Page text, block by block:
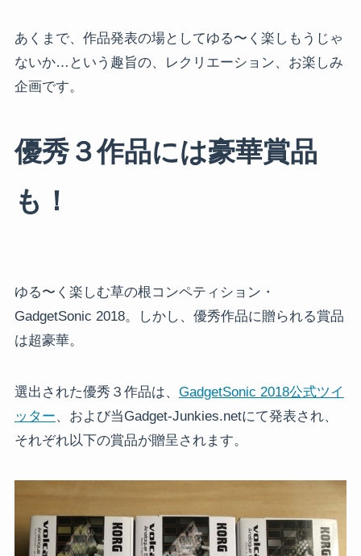
あくまで、作品発表の場としてゆる〜く楽しもうじゃ
ないか…という趣旨の、レクリエーション、お楽しみ
企画です。
優秀３作品には豪華賞品
も！
ゆる〜く楽しむ草の根コンペティション・
GadgetSonic 2018。しかし、優秀作品に贈られる賞品
は超豪華。
選出された優秀３作品は、 GadgetSonic 2018公式ツイ
ッター、および当Gadget-Junkies.netにて発表され、
それぞれ以下の賞品が贈呈されます。